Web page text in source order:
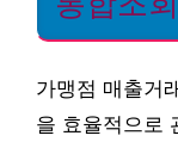
가맹점 매출거
을 효율적으로